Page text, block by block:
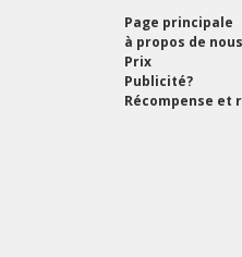
Page principale
à propos de nous
Prix
Publicité?
Récompense et